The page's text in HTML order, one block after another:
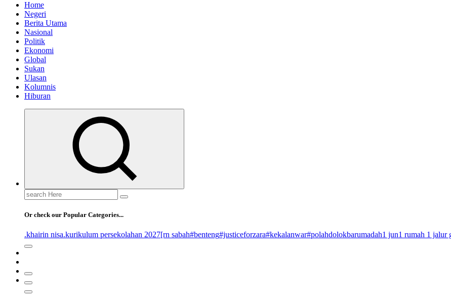
Home
Negeri
Berita Utama
Nasional
Politik
Ekonomi
Global
Sukan
Ulasan
Kolumnis
Hiburan
Search
for:
Or check our Popular Categories...
.khairin nisa.kurikulum persekolahan 2027[rn sabah#benteng#justiceforzara#kekalanwar#polahdolokbarumadah1 jun1 rumah 1 jalur